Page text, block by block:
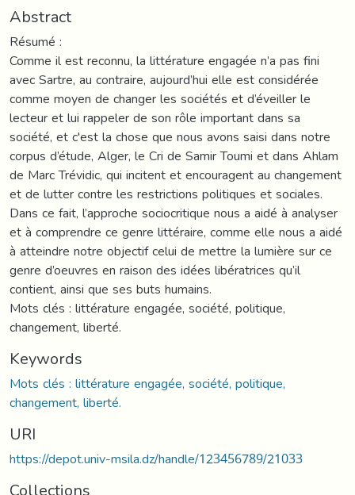
Abstract
Résumé :
Comme il est reconnu, la littérature engagée n’a pas fini
avec Sartre, au contraire, aujourd’hui elle est considérée
comme moyen de changer les sociétés et d’éveiller le
lecteur et lui rappeler de son rôle important dans sa
société, et c'est la chose que nous avons saisi dans notre
corpus d’étude, Alger, le Cri de Samir Toumi et dans Ahlam
de Marc Trévidic, qui incitent et encouragent au changement
et de lutter contre les restrictions politiques et sociales.
Dans ce fait, l’approche sociocritique nous a aidé à analyser
et à comprendre ce genre littéraire, comme elle nous a aidé
à atteindre notre objectif celui de mettre la lumière sur ce
genre d’oeuvres en raison des idées libératrices qu’il
contient, ainsi que ses buts humains.
Mots clés : littérature engagée, société, politique,
changement, liberté.
Keywords
Mots clés : littérature engagée, société, politique,
changement, liberté.
URI
https://depot.univ-msila.dz/handle/123456789/21033